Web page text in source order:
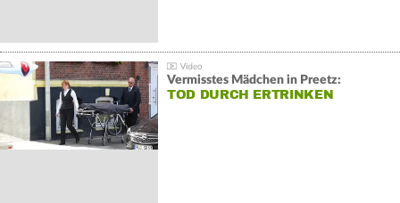
Vermisstes Mädchen in Preetz:
TOD DURCH ERTRINKEN